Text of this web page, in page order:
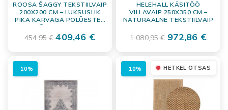
ROOSA ŠAGGY TEKSTIILVAIP
200X200 CM – LUKSUSLIK
PIKA KARVAGA POLÜESTER
PÕRANDAKATE
454,95 € 409,46 €
HELEHALL KÄSITÖÖ
VILLAVAIP 250X350 CM –
NATURAALNE TEKSTIILVAIP
1 080,95 € 972,86 €
−10% HETKEL OTSAS
−10%